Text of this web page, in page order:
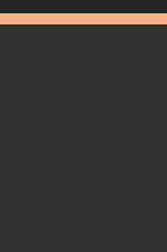
é